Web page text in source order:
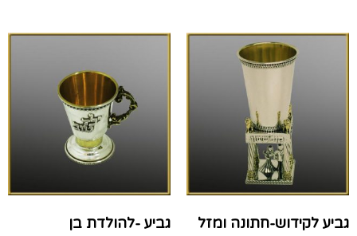
גביע לקידוש-חתונה ומזל גביע -להולדת בן